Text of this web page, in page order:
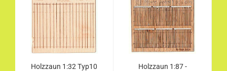
Holzzaun 1:32 Typ10
Holzzaun 1:87 -